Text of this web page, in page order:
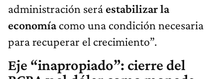
administración será estabilizar la
economíacomo una condición necesaria
para recuperar el crecimiento”.
Eje “inapropiado”: cierre del